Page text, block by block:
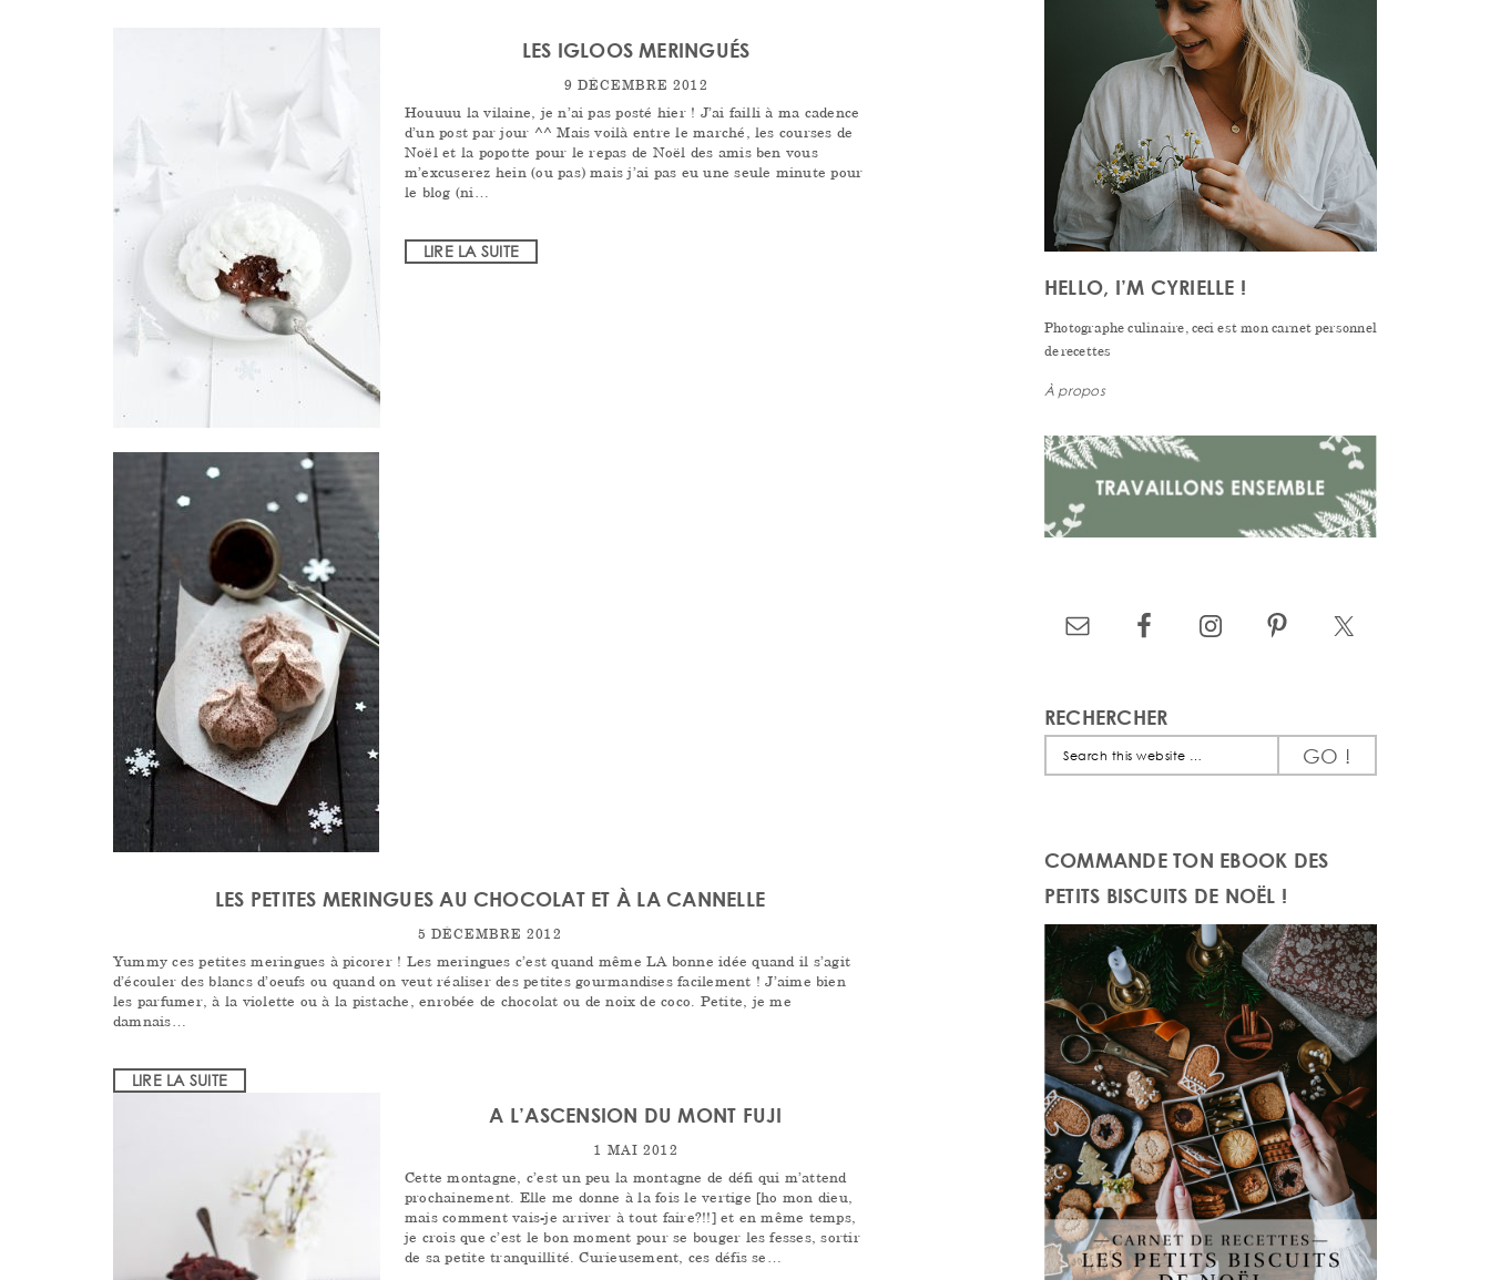
LES IGLOOS MERINGUÉS
9 DÉCEMBRE 2012
Houuuu la vilaine, je n’ai pas posté hier ! J’ai failli à ma cadence
d’un post par jour ^^ Mais voilà entre le marché, les courses de
Noël et la popotte pour le repas de Noël des amis ben vous
m’excuserez hein (ou pas) mais j’ai pas eu une seule minute pour
le blog (ni…
LIRE LA SUITE
LES PETITES MERINGUES AU CHOCOLAT ET À LA CANNELLE
5 DÉCEMBRE 2012
Yummy ces petites meringues à picorer ! Les meringues c’est quand même LA bonne idée quand il s’agit
d’écouler des blancs d’oeufs ou quand on veut réaliser des petites gourmandises facilement ! J’aime bien
les parfumer, à la violette ou à la pistache, enrobée de chocolat ou de noix de coco. Petite, je me
damnais…
LIRE LA SUITE
A L’ASCENSION DU MONT FUJI
1 MAI 2012
Cette montagne, c’est un peu la montagne de défi qui m’attend
prochainement. Elle me donne à la fois le vertige [ho mon dieu,
mais comment vais-je arriver à tout faire?!!] et en même temps,
je crois que c’est le bon moment pour se bouger les fesses, sortir
de sa petite tranquillité. Curieusement, ces défis se…
HELLO, I’M CYRIELLE !
Photographe culinaire, ceci est mon carnet personnel
de recettes
À propos
RECHERCHER
COMMANDE TON EBOOK DES
PETITS BISCUITS DE NOËL !